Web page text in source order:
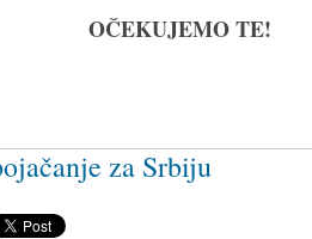
OČEKUJEMO TE!
za Srbiju